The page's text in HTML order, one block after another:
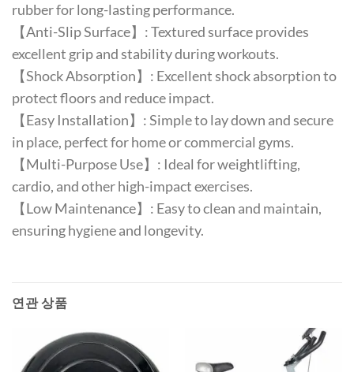
rubber for long-lasting performance.
【Anti-Slip Surface】: Textured surface provides
excellent grip and stability during workouts.
【Shock Absorption】: Excellent shock absorption to
protect floors and reduce impact.
【Easy Installation】: Simple to lay down and secure
in place, perfect for home or commercial gyms.
【Multi-Purpose Use】: Ideal for weightlifting,
cardio, and other high-impact exercises.
【Low Maintenance】: Easy to clean and maintain,
ensuring hygiene and longevity.
연관 상품